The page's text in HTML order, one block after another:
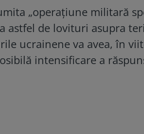
„operațiune militară
astfel de lovituri asupra
ucrainene va avea, în
intensificare a